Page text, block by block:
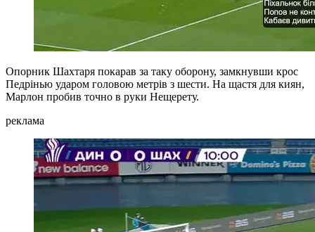
Опорник Шахтаря покарав за таку оборону, замкнувши крос
Педрінью ударом головою метрів з шести. На щастя для киян,
Марлон пробив точно в руки Нещерету.
реклама